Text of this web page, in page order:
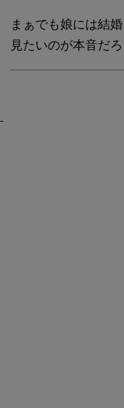
まぁでも娘には結
見たいのが本音だろ